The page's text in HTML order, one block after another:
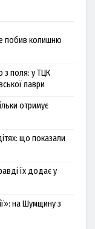
побив колишню
з поля: у ТЦК
лаври
отримує
що показали
їх додає у
на Шумщину з